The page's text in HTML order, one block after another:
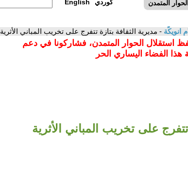
الحوار المتمدن English كوردي
انويكًة - مديرية الثقافة بتازة تتفرج على تخريب المباني الأثرية
استقلال الحوار المتمدن، فشاركونا في دعم
هذا الفضاء اليساري الحر
تتفرج على تخريب المباني الأثرية